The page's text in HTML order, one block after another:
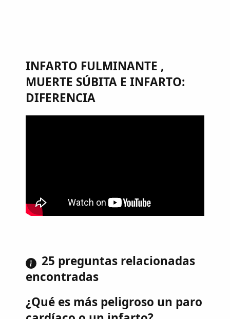
INFARTO FULMINANTE ,
MUERTE SÚBITA E INFARTO:
DIFERENCIA
25 preguntas relacionadas
encontradas
¿Qué es más peligroso un paro